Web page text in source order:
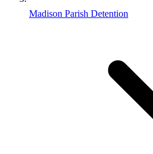
Madison Parish Detention